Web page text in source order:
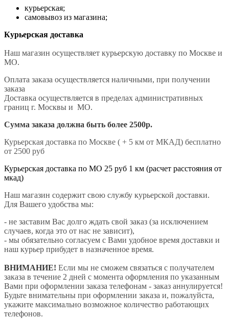
курьерская;
самовывоз из магазина;
Курьерская доставка
Наш магазин осуществляет курьерскую доставку по Москве и
МО.
Оплата заказа осуществляется наличными, при получении
заказа
Доставка осуществляется в пределах административных
границ г. Москвы и МО.
Сумма заказа должна быть более 2500р.
Курьерская доставка по Москве ( + 5 км от МКАД) бесплатно
от 2500 руб
Курьерская доставка по МО 25 руб 1 км (расчет расстояния от
мкад)
Наш магазин содержит свою службу курьерской доставки.
Для Вашего удобства мы:
- не заставим Вас долго ждать свой заказ (за исключением
случаев, когда это от нас не зависит),
- мы обязательно согласуем с Вами удобное время доставки и
наш курьер прибудет в назначенное время.
ВНИМАНИЕ! Если мы не сможем связаться с получателем
заказа в течение 2 дней с момента оформления по указанным
Вами при оформлении заказа телефонам - заказ аннулируется!
Будьте внимательны при оформлении заказа и, пожалуйста,
укажите максимально возможное количество работающих
телефонов.